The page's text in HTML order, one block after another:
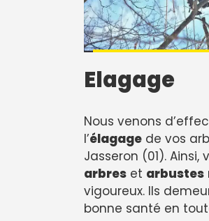
Elagage
Nous venons
l’élagage de vos
Jasseron (01). Ainsi,
arbres et arbustes
vigoureux. Ils
bonne santé en